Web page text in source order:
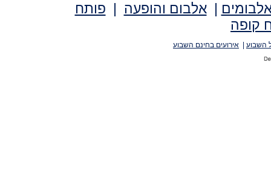
|אלבום והופעה | פותח
קופה
השבוע אירועים בחינם השבוע